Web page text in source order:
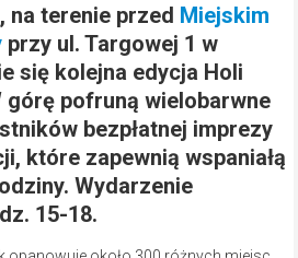
na terenie przed Miejskim
przy ul. Targowej 1 w
się kolejna edycja Holi
górę pofruną wielobarwne
bezpłatnej imprezy
które zapewnią wspaniałą
Wydarzenie
15-18.